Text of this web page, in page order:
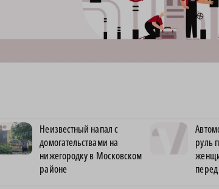
Неизвестный напал с
домогательствами на
нижегородку в Московском
районе
руль